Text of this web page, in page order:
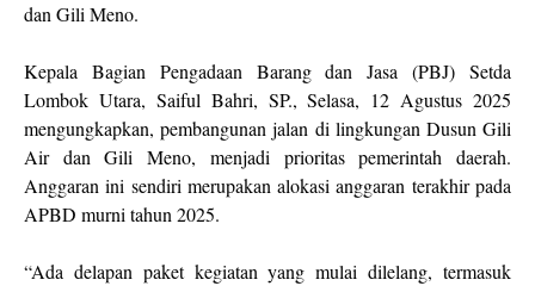
dan Gili Meno.
Kepala Bagian Pengadaan Barang dan Jasa (PBJ) Setda
Lombok Utara, Saiful Bahri, SP., Selasa, 12 Agustus 2025
mengungkapkan, pembangunan jalan di lingkungan Dusun Gili
Air dan Gili Meno, menjadi prioritas pemerintah daerah.
Anggaran ini sendiri merupakan alokasi anggaran terakhir pada
APBD murni tahun 2025.
“Ada delapan paket kegiatan yang mulai dilelang, termasuk